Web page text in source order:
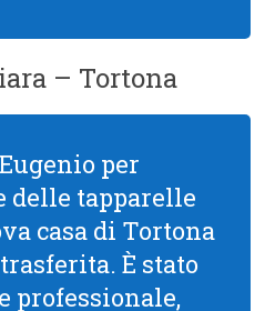
– Tortona
per
delle tapparelle
casa di Tortona
È stato
professionale,